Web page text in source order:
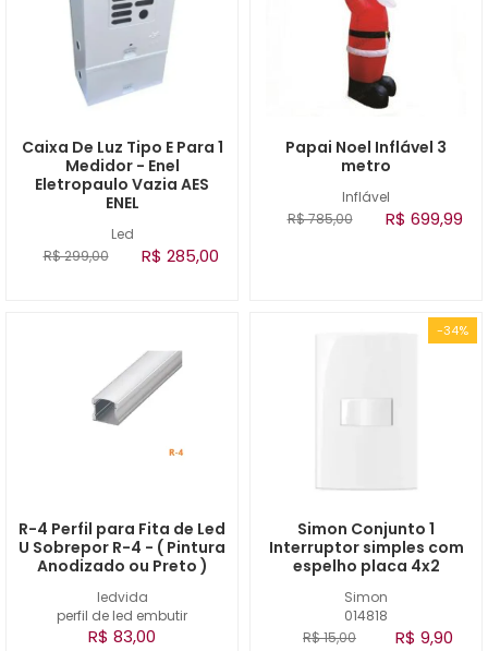
Led
Caixa De Luz Tipo E Para 1
Medidor - Enel
Eletropaulo Vazia AES
ENEL
R$ 299,00 R$ 285,00
Inflável
Papai Noel Inflável 3
metro
R$ 785,00 R$ 699,99
ledvida
perfil de led embutir
R-4 Perfil para Fita de Led
U Sobrepor R-4 - ( Pintura
Anodizado ou Preto )
R$ 83,00
-34%
Simon
014818
Simon Conjunto 1
Interruptor simples com
espelho placa 4x2
R$ 15,00 R$ 9,90